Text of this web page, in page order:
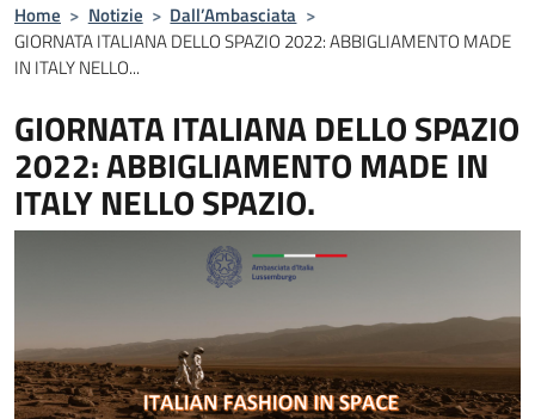
Home > Notizie > Dall’Ambasciata >
GIORNATA ITALIANA DELLO SPAZIO 2022: ABBIGLIAMENTO MADE
IN ITALY NELLO...
GIORNATA ITALIANA DELLO SPAZIO
2022: ABBIGLIAMENTO MADE IN
ITALY NELLO SPAZIO.